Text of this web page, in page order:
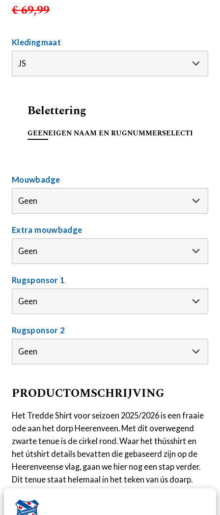
€ 69,99
Kledingmaat
Belettering
GEENEIGEN NAAM EN RUGNUMMERSELECTIE
Mouwbadge
Extra mouwbadge
Rugsponsor 1
Rugsponsor 2
PRODUCTOMSCHRIJVING
Het Tredde Shirt voor seizoen 2025/2026 is een fraaie
ode aan het dorp Heerenveen. Met dit overwegend
zwarte tenue is de cirkel rond. Waar het thússhirt en
het útshirt details bevatten die gebaseerd zijn op de
Heerenveense vlag, gaan we hier nog een stap verder.
Dit tenue staat helemaal in het teken van ús doarp.
De vlag van Heerenveen is de inspiratie geweest voor